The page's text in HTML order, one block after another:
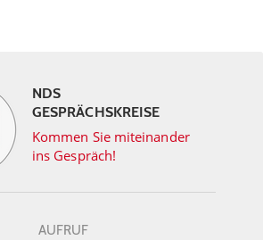
NDS
GESPRÄCHSKREISE
Kommen Sie miteinander
ins Gespräch!
AUFRUF